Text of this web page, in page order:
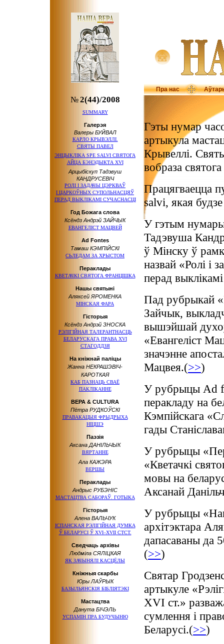
Пра нас
№2(44)/2008
SUMMARY
Галерэя
Валеры БУЙВАЛ
КАРЛО КРЫВЭЛЛІ.
СВЯТЫ ПАВЕЛ
ЭНЦЫКЛIКА SPE SALVI СВЯТОГА
АЙЦА БЭНЭДЫКТА XVI
Арцыбіскуп Тадэвуш
КАНДРУСЕВІЧ
РОЛІ І ЗАДАЧЫ ЦЭРКВАЎ
І ЦАРКОЎНЫХ СУПОЛЬНАСЦЯЎ
ПЕРАД ВЫКЛІКАМІ СУЧАСНАСЦІ
Год Божага слова
Ксёндз Андрэй ЗАЙЧЫК
ЕВАНГЕЛIСТ МАЦВЕЙ
Ad Fontes
Тамаш КЭМПІЙСКІ
СЬЛЕДАМ ЗА ХРЫСТОМ
Пераклады
КВЕТАЧКІ СВЯТОГА ФРАНЦІШКА
Нашы святыні
Аляксей ЯРОМЕНКА
МІНСКАЯ ФАРА
Гісторыя
Ксёндз Андрэй ЗНОСКА
РЭЛІГІЙНАЯ ТАЛЕРАНТНАСЦЬ
БЕЛАРУСКАГА ПРАВА XVI
СТАГОДДЗЯ
На кніжнай паліцы
Жанна НЕКРАШЭВІЧ-
КАРОТКАЯ
КАБ ПАЗНАЦЬ СВАЁ
ПАКЛІКАННЕ
ВЕРА & CULTURA
Пётра РУДКОЎСКІ
ПРАВАКАЦЫЯ ФРЫДРЫХА
НІЦШЭ
Паэзія
Аксана ДАНІЛЬЧЫК
ВЯРТАННЕ
Ала КАЖЭРА
ВЕРШЫ
Пераклады
Андрыс РУБЭНІС
МАСТАЦТВА САБОРАЎ. ГОТЫКА
Гісторыя
Алена ВАЛЬЧУК
ІСПАНСКАЯ РЭЛІГІЙНАЯ ДУМКА
Ў БЕЛАРУСІ Ў XVI–XVIIСТСТ.
Сведчаць архівы
Людміла СЯЛІЦКАЯ
ЯК ЗАЧЫНЯЛI КАСЦЁЛЫ
Кніжныя скарбы
Юры ЛАЎРЫК
БАЗЫЛЬЯНСКІЯ БІБЛІЯТЭКІ
Мастацтва
Данута БІЧЭЛЬ
УСПАМIН ПРА БУДУЧЫНЮ
Гэты нумар
артыкула
Крывеллі.
вобраза
Працягваецца
salvi, якая
У гэтым
Тадэвуша
ў Мінску ў
назвай «Ролі і
перад
Пад рубрыкай
Зайчык,
вышэйшай
«Евангеліст
значэнне
Мацвея.(>>)
У рубрыцы Ad
перакладу на
Кэмпійскага
гады
У рубрыцы
«Кветачкі
мовы на
Аксанай
У рубрыцы
архітэктара
дапасаваны да
(>>)
Святар
артыкуле
ХVI ст.»
сумлення і
Беларусі.(>>)